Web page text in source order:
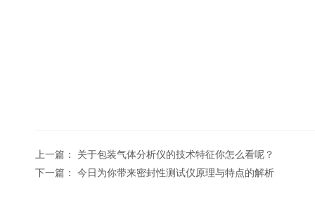
上一篇： 关于包装气体分析仪的技术特征你怎么看呢？
下一篇： 今日为你带来密封性测试仪原理与特点的解析